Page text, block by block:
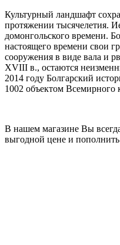
Культурный ландшафт
протяжении тысячелетия.
домонгольского времени.
настоящего времени свои
сооружения в виде вала и
XVIII в., остаются
2014 году Болгарский
1002 объектом
В нашем магазине Вы
выгодной цене и